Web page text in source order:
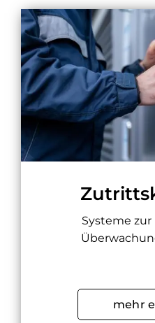
Systeme
mehr